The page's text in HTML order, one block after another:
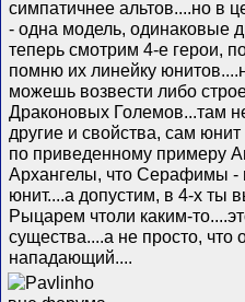
симпатичнее альтов....но в
- одна модель, одинаковые
теперь смотрим 4-е герои,
помню их линейку
можешь возвести либо
Драконовых Големов...там
другие и свойства, сам
по приведенному примеру
Архангелы, что Серафимы -
юнит....а допустим, в 4-х ты
Рыцарем чтоли каким-
существа....а не просто, что
нападающий....